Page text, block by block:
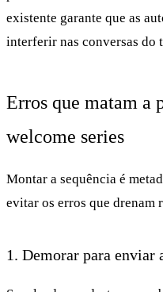
existente garante que as
interferir nas conversas do
Erros que matam a
welcome series
Montar a sequência é
evitar os erros que drenam
1. Demorar para enviar